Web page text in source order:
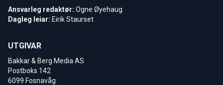
Ansvarleg redaktør: Ogne Øyehaug
Dagleg leiar: Eirik Staurset
UTGIVAR
Bakkar & Berg Media AS
Postboks 142
6099 Fosnavåg